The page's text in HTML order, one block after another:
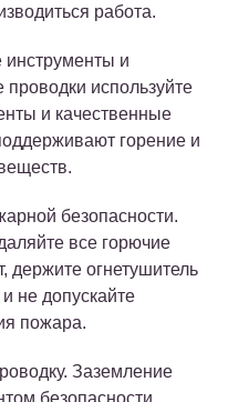
работа.
инструменты и
используйте
и качественные
горение и
безопасности.
все горючие
держите огнетушитель
не допускайте
пожара.
Заземление